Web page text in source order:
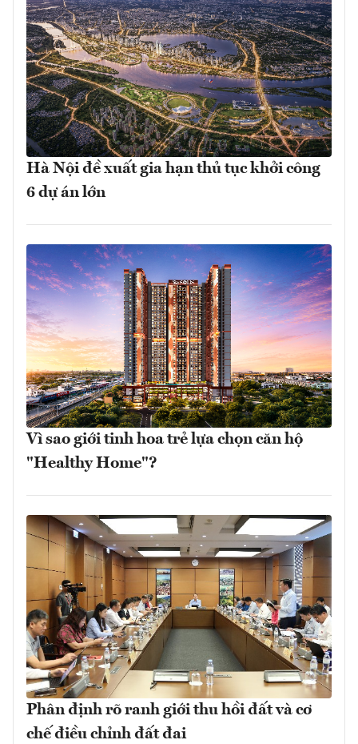
Hà Nội đề xuất gia hạn thủ tục khởi công
6 dự án lớn
Vì sao giới tinh hoa trẻ lựa chọn căn hộ
"Healthy Home"?
Phân định rõ ranh giới thu hồi đất và cơ
chế điều chỉnh đất đai